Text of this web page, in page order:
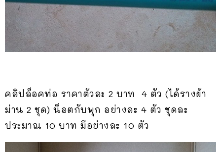
คลิปล็อคท่อ ราคาตัวละ 2 บาท 4 ตัว (ได้รางผ้า
ม่าน 2 ชุด) น็อตกับพุก อย่างละ 4 ตัว ชุดละ
ประมาณ 10 บาท มีอย่างละ 10 ตัว